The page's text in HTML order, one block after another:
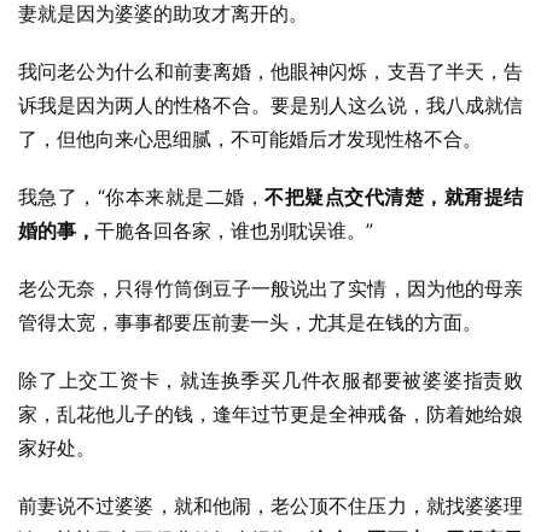
妻就是因为婆婆的助攻才离开的。
我问老公为什么和前妻离婚，他眼神闪烁，支吾了半天，告
诉我是因为两人的性格不合。要是别人这么说，我八成就信
了，但他向来心思细腻，不可能婚后才发现性格不合。
我急了，“你本来就是二婚，不把疑点交代清楚，就甭提结
婚的事， 干脆各回各家，谁也别耽误谁。”
老公无奈，只得竹筒倒豆子一般说出了实情，因为他的母亲
管得太宽，事事都要压前妻一头，尤其是在钱的方面。
除了上交工资卡，就连换季买几件衣服都要被婆婆指责败
家，乱花他儿子的钱，逢年过节更是全神戒备，防着她给娘
家好处。
前妻说不过婆婆，就和他闹，老公顶不住压力，就找婆婆理